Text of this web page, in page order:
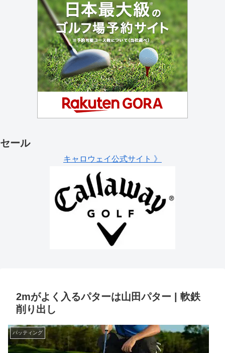
セール
キャロウェイ公式サイト 》
2mがよく入るパターは山田パター | 軟鉄
削り出し
パッティング